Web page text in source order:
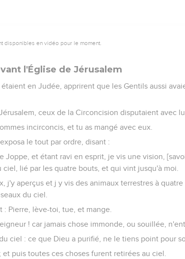
disponibles en vidéo pour le moment.
l'Église de Jérusalem
en Judée, apprirent que les Gentils aussi
ceux de la Circoncision disputaient avec
incirconcis, et tu as mangé avec eux.
le tout par ordre, disant :
Joppe, et étant ravi en esprit, je vis une vision,
lié par les quatre bouts, et qui vint jusqu'à moi.
j'y aperçus et j y vis des animaux terrestres à
du ciel.
Pierre, lève-toi, tue, et mange.
! car jamais chose immonde, ou souillée,
ciel : ce que Dieu a purifié, ne le tiens point pour
puis toutes ces choses furent retirées au ciel.